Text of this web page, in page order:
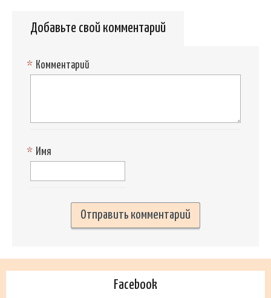
Добавьте свой комментарий
Комментарий
*
Имя
*
Facebook